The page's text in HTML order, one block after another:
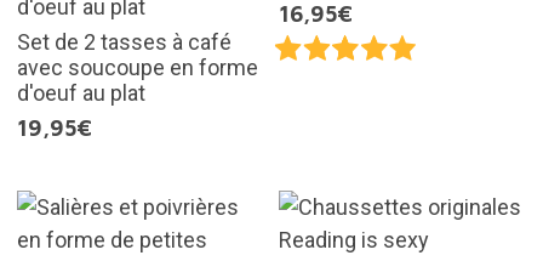
Set de 2 tasses à café
avec soucoupe en forme
d'oeuf au plat
19,95€
16,95€